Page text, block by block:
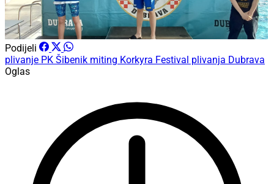
Podijeli
plivanje PK Šibenik miting Korkyra Festival plivanja Dubrava
Oglas